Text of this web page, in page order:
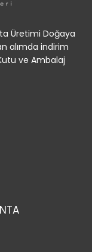
Üretimi Doğaya
alımda indirim
ve Ambalaj